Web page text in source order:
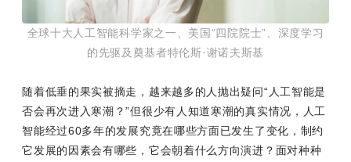
全球十大人工智能科学家之一、美国“四院院士”、深度学习
的先驱及奠基者特伦斯·谢诺夫斯基
随着低垂的果实被摘走，越来越多的人抛出疑问“人工智能是
否会再次进入寒潮？”但很少有人知道寒潮的真实情况，人工
智能经过60多年的发展究竟在哪些方面已发生了变化，制约
它发展的因素会有哪些，它会朝着什么方向演进？面对种种